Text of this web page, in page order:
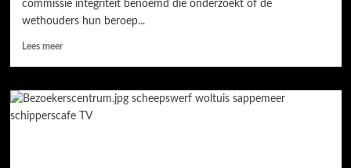
commissie integriteit benoemd die onderzoekt of de
wethouders hun beroep...
Lees meer